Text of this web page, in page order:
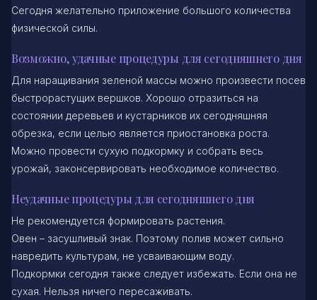
Сегодня желательно приложение большого количества
физической силы.
Возможно, удачные процедуры для сегодняшнего дня
Для наращивания зеленой массы можно произвести посев
быстрорастущих вершков. Хорошо отразиться на
состоянии деревьев и кустарников их сегодняшняя
обрезка, если целью является приостановка роста.
Можно провести сухую подкормку и собрать весь
урожай, законсервировать необходимое количество.
Неудачные процедуры для сегодняшнего дня
Не рекомендуется формировать растения.
Овен – засушливый знак. Поэтому полив может сильно
навредить культурам, не усваивающим воду.
Подкормки сегодня также следует избежать. Если она не
сухая. Нельзя ничего пересаживать.